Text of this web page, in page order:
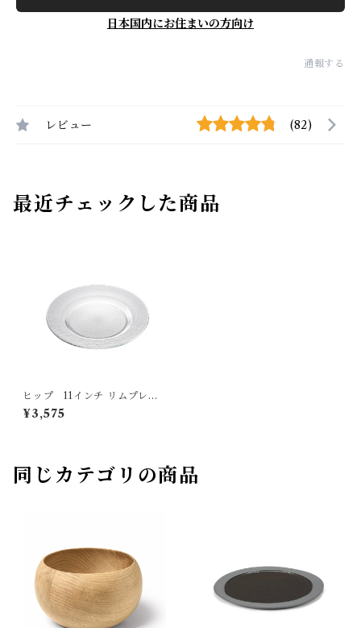
日本国内にお住まいの方向け
通報する
レビュー (82)
最近チェックした商品
ヒップ 11インチ リムプレー
ト kimuraglass
¥3,575
同じカテゴリの商品